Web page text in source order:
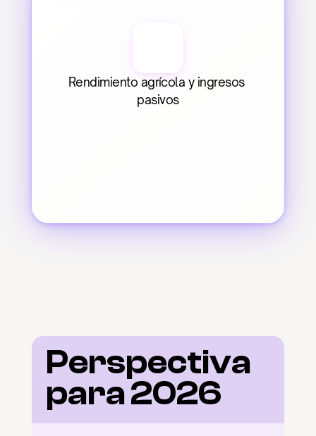
Rendimiento agrícola y ingresos
pasivos
Perspectiva
para 2026